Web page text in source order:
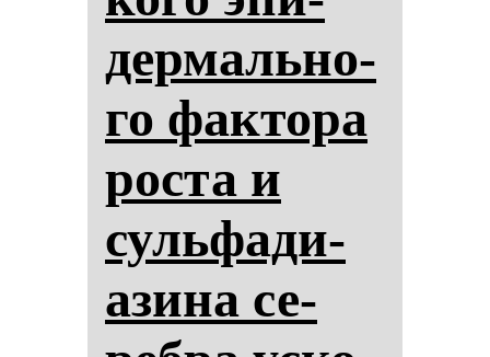
дер­маль­но­
го фак­то­ра
рос­та и
суль­фа­ди­
ази­на се­